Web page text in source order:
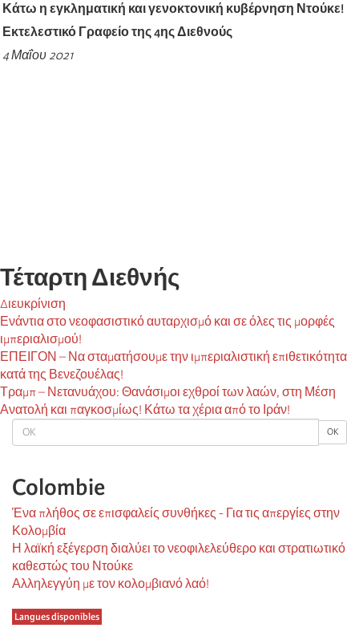
OK OK
Colombie
Ένα πλήθος σε επισφαλείς συνθήκες - Για τις απεργίες στην
Κολομβία
Η λαϊκή εξέγερση διαλύει το νεοφιλελεύθερο και στρατιωτικό
καθεστώς του Ντούκε
Αλληλεγγύη με τον κολομβιανό λαό!
Langues disponibles
Κάτω η εγκληματική και γενοκτονική κυβέρνηση Ντούκε!
Εκτελεστικό Γραφείο της 4ης Διεθνούς
4 Μαΐου 2021
Τέταρτη Διεθνής
Διευκρίνιση
Ενάντια στο νεοφασιστικό αυταρχισμό και σε όλες τις μορφές
ιμπεριαλισμού!
ΕΠΕΙΓΟΝ – Να σταματήσουμε την ιμπεριαλιστική επιθετικότητα
κατά της Βενεζουέλας!
Τραμπ – Νετανυάχου: Θανάσιμοι εχθροί των λαών, στη Μέση
Ανατολή και παγκοσμίως! Κάτω τα χέρια από το Ιράν!